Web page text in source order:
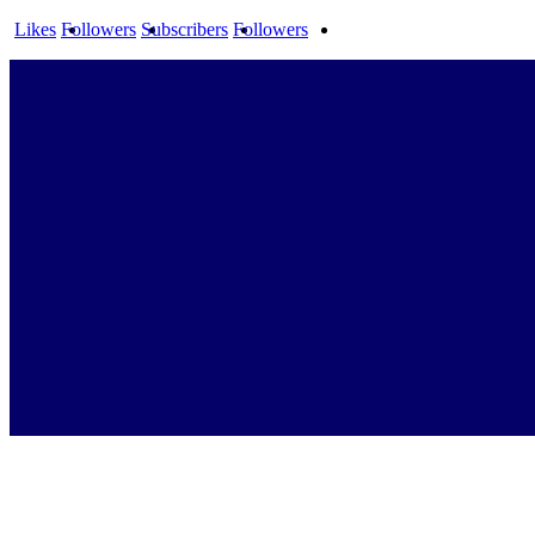
Likes Followers Subscribers Followers